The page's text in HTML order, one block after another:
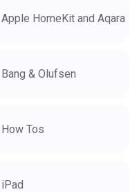
Apple HomeKit and Aqara
Bang & Olufsen
How Tos
iPad